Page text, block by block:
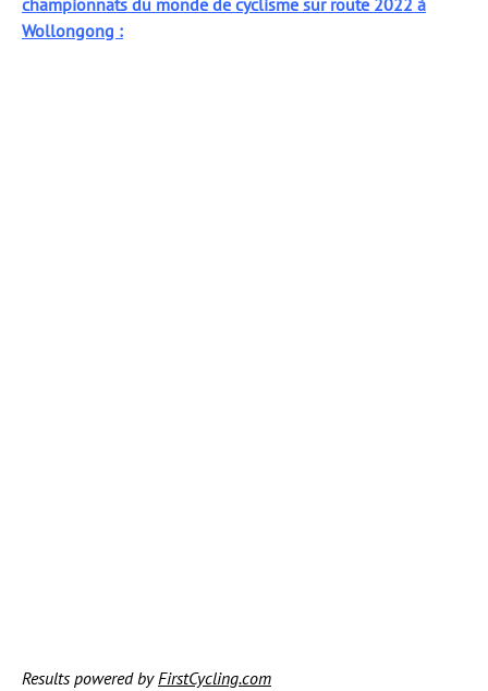
championnats du monde de cyclisme sur route 2022 à
Wollongong :
Results powered byFirstCycling.com